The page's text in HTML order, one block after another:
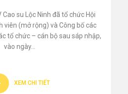
Cao su Lộc Ninh đã tổ chức Hội
viên (mở rộng) và Công bố các
tổ chức – cán bộ sau sáp nhập,
vào ngày...
XEM CHI TIẾT